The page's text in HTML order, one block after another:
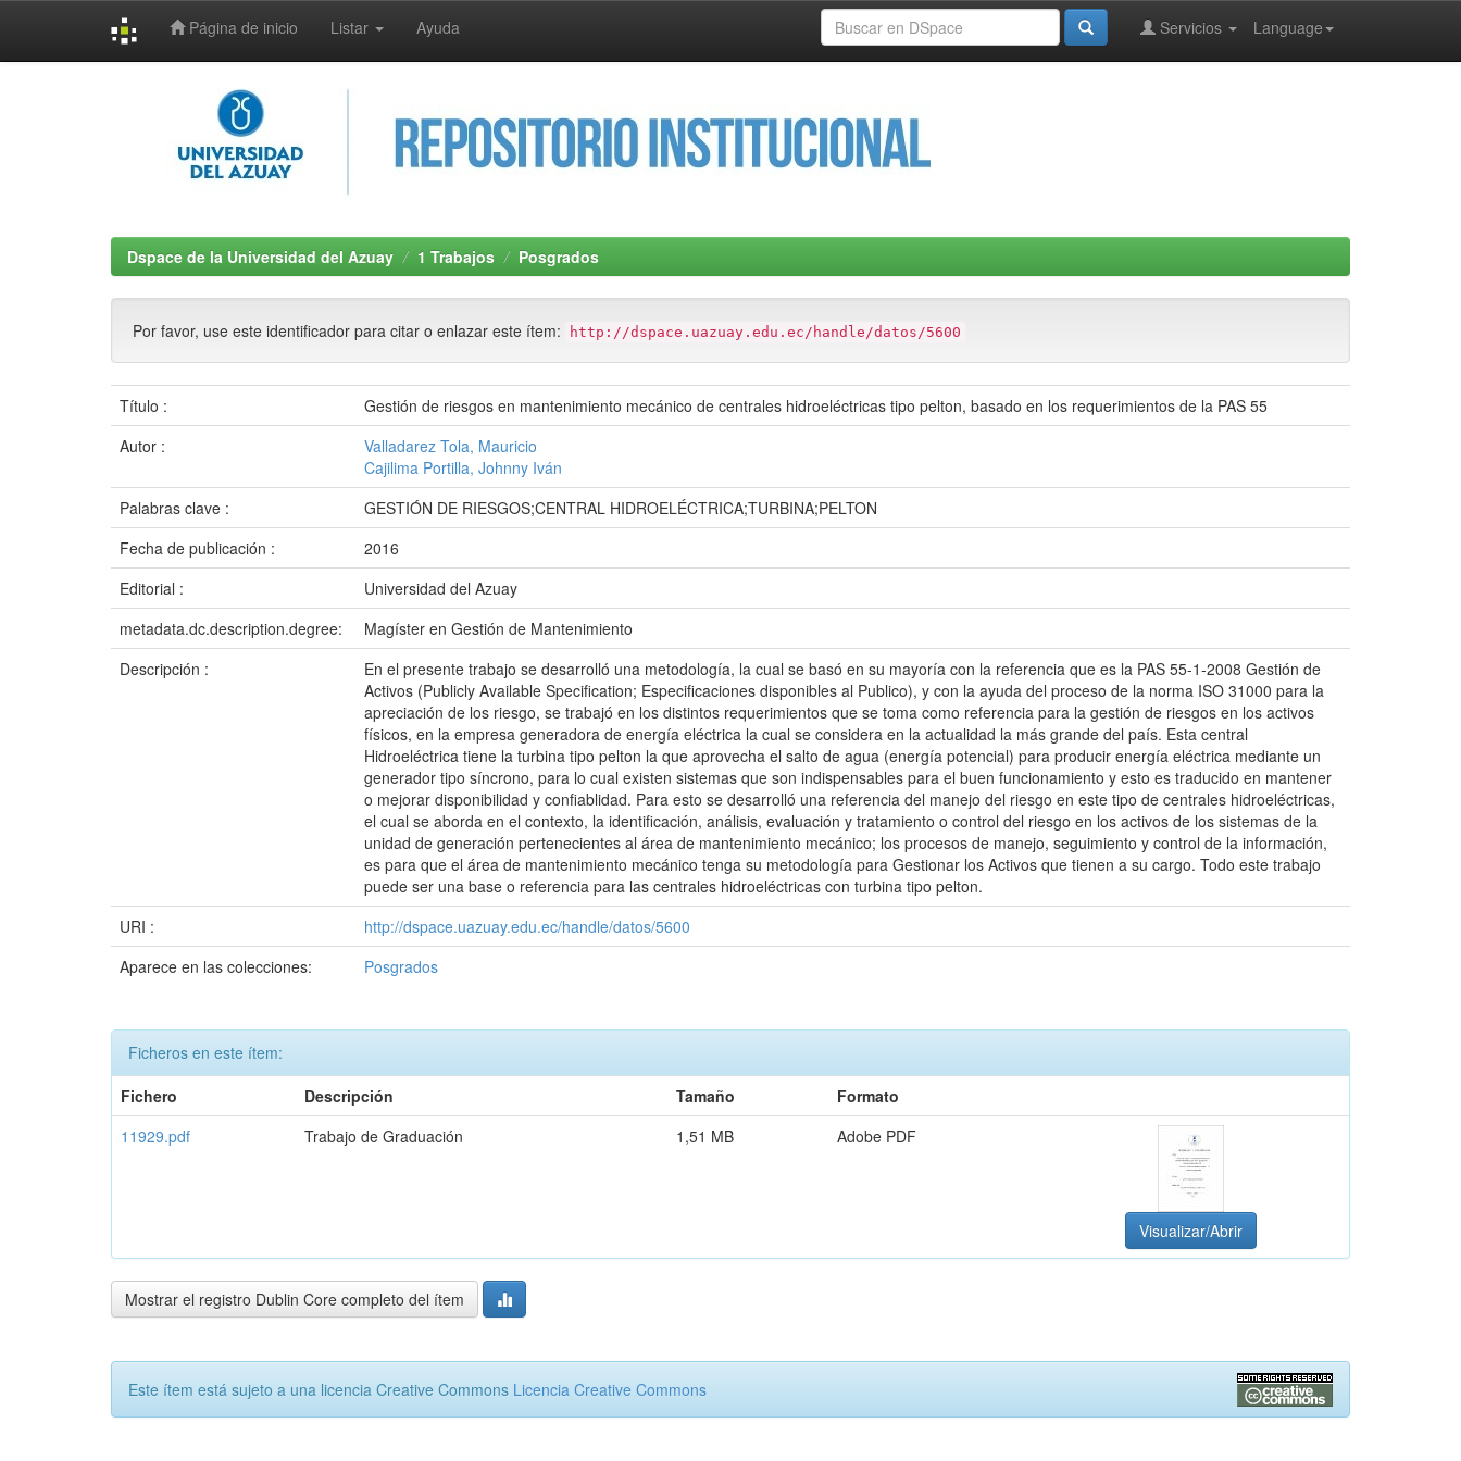
Página de inicio Listar Ayuda Language
Servicios
Dspace de la Universidad del Azuay 1 Trabajos Posgrados
Por favor, use este identificador para citar o enlazar este ítem: http://dspace.uazuay.edu.ec/handle/datos/5600
Título :
Gestión de riesgos en mantenimiento mecánico de centrales hidroeléctricas tipo pelton, basado en los requerimientos de la PAS 55
Autor :
Valladarez Tola, Mauricio
Cajilima Portilla, Johnny Iván
Palabras clave :
GESTIÓN DE RIESGOS;CENTRAL HIDROELÉCTRICA;TURBINA;PELTON
Fecha de publicación :
2016
Editorial :
Universidad del Azuay
metadata.dc.description.degree:
Magíster en Gestión de Mantenimiento
Descripción :
En el presente trabajo se desarrolló una metodología, la cual se basó en su mayoría con la referencia que es la PAS 55-1-2008 Gestión de
Activos (Publicly Available Specification; Especificaciones disponibles al Publico), y con la ayuda del proceso de la norma ISO 31000 para la
apreciación de los riesgo, se trabajó en los distintos requerimientos que se toma como referencia para la gestión de riesgos en los activos
físicos, en la empresa generadora de energía eléctrica la cual se considera en la actualidad la más grande del país. Esta central
Hidroeléctrica tiene la turbina tipo pelton la que aprovecha el salto de agua (energía potencial) para producir energía eléctrica mediante un
generador tipo síncrono, para lo cual existen sistemas que son indispensables para el buen funcionamiento y esto es traducido en mantener
o mejorar disponibilidad y confiablidad. Para esto se desarrolló una referencia del manejo del riesgo en este tipo de centrales hidroeléctricas,
el cual se aborda en el contexto, la identificación, análisis, evaluación y tratamiento o control del riesgo en los activos de los sistemas de la
unidad de generación pertenecientes al área de mantenimiento mecánico; los procesos de manejo, seguimiento y control de la información,
es para que el área de mantenimiento mecánico tenga su metodología para Gestionar los Activos que tienen a su cargo. Todo este trabajo
puede ser una base o referencia para las centrales hidroeléctricas con turbina tipo pelton.
URI :
http://dspace.uazuay.edu.ec/handle/datos/5600
Aparece en las colecciones:
Posgrados
Ficheros en este ítem:
Fichero
Descripción Tamaño
Formato
11929.pdf
Trabajo de Graduación 1,51 MB Adobe PDF
Visualizar/Abrir
Mostrar el registro Dublin Core completo del ítem
Este ítem está sujeto a una licencia Creative Commons Licencia Creative Commons